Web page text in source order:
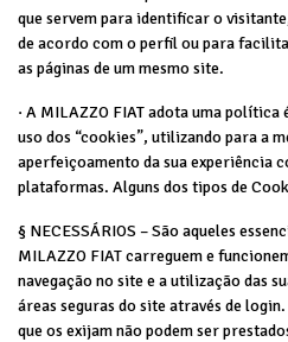
que servem para identificar o
de acordo com o perfil ou para
as páginas de um mesmo site.
· A MILAZZO FIAT adota uma
uso dos “cookies”, utilizando para a
aperfeiçoamento da sua experiência
plataformas. Alguns dos tipos de
§ NECESSÁRIOS – São aqueles
MILAZZO FIAT carreguem e
navegação no site e a utilização das
áreas seguras do site através de
que os exijam não podem ser